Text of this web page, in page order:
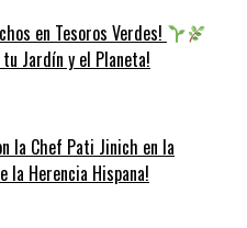
en Tesoros Verdes!
tu Jardín y el Planeta!
la Chef Pati Jinich en la
la Herencia Hispana!